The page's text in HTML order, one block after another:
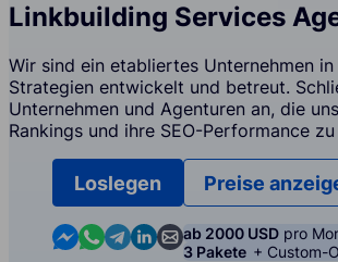
Linkbuilding Services
Wir sind ein etabliertes Unternehmen
Strategien entwickelt und betreut.
Unternehmen und Agenturen an, die
Rankings und ihre SEO-Performance
Loslegen
Contact us in Messenger
Contact us in WhatsApp
Contact us in Telegram
Contact us in Linkedin
Contact us by email
Preise
ab 2000 USD pro
3 Pakete + Custom-